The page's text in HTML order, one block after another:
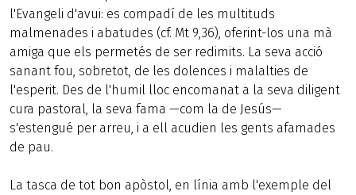
l'Evangeli d'avui: es compadí de les multituds
malmenades i abatudes (cf. Mt 9,36), oferint-los una mà
amiga que els permetés de ser redimits. La seva acció
sanant fou, sobretot, de les dolences i malalties de
l'esperit. Des de l'humil lloc encomanat a la seva diligent
cura pastoral, la seva fama —com la de Jesús—
s'estengué per arreu, i a ell acudien les gents afamades
de pau.
La tasca de tot bon apòstol, en línia amb l'exemple del